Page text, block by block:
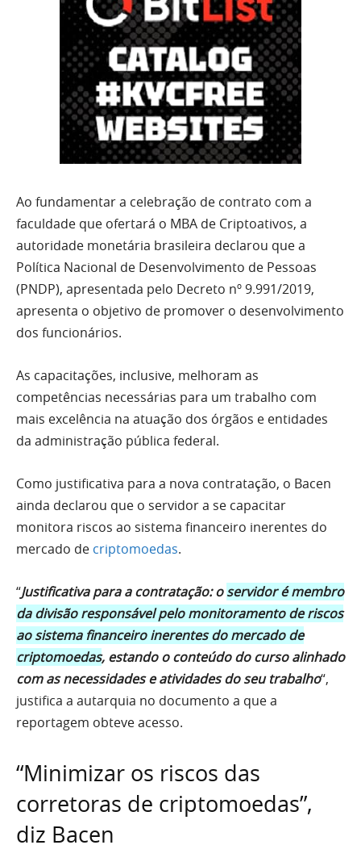
Ao fundamentar a celebração de contrato com a
faculdade que ofertará o MBA de Criptoativos, a
autoridade monetária brasileira declarou que a
Política Nacional de Desenvolvimento de Pessoas
(PNDP), apresentada pelo Decreto nº 9.991/2019,
apresenta o objetivo de promover o desenvolvimento
dos funcionários.
As capacitações, inclusive, melhoram as
competências necessárias para um trabalho com
mais excelência na atuação dos órgãos e entidades
da administração pública federal.
Como justificativa para a nova contratação, o Bacen
ainda declarou que o servidor a se capacitar
monitora riscos ao sistema financeiro inerentes do
mercado de criptomoedas.
“Justificativa para a contratação: oservidor é membro
da divisão responsável pelo monitoramento de riscos
ao sistema financeiro inerentes do mercado de
criptomoedas, estando o conteúdo do curso alinhado
com as necessidades e atividades do seu trabalho“,
justifica a autarquia no documento a que a
reportagem obteve acesso.
“Minimizar os riscos das
corretoras de criptomoedas”,
diz Bacen